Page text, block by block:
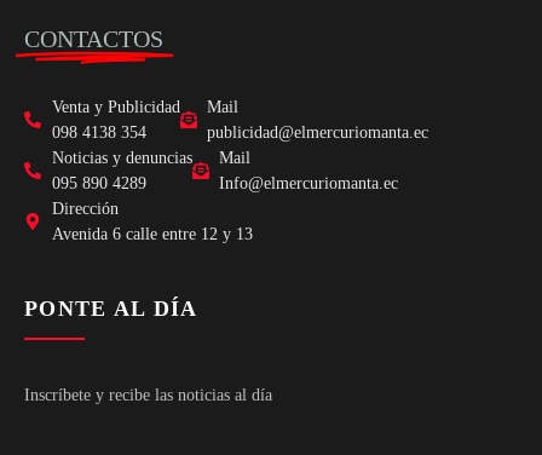
CONTACTOS
Venta y Publicidad
098 4138 354
Mail
publicidad@elmercuriomanta.ec
Noticias y denuncias
095 890 4289
Mail
Info@elmercuriomanta.ec
Dirección
Avenida 6 calle entre 12 y 13
PONTE AL DÍA
Inscríbete y recibe las noticias al día